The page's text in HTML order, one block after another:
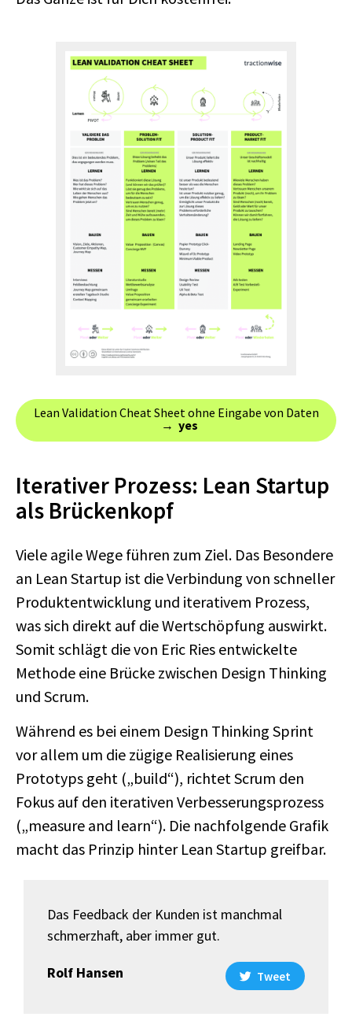
Lean Validation Cheat Sheet ohne Eingabe von Daten
→ ‎ yes
Iterativer Prozess: Lean Startup
als Brückenkopf
Viele agile Wege führen zum Ziel. Das Besondere
an Lean Startup ist die Verbindung von schneller
Produktentwicklung und iterativem Prozess,
was sich direkt auf die Wertschöpfung auswirkt.
Somit schlägt die von Eric Ries entwickelte
Methode eine Brücke zwischen Design Thinking
und Scrum.
Während es bei einem Design Thinking Sprint
vor allem um die zügige Realisierung eines
Prototyps geht („build“), richtet Scrum den
Fokus auf den iterativen Verbesserungsprozess
(„measure and learn“). Die nachfolgende Grafik
macht das Prinzip hinter Lean Startup greifbar.
Das Feedback der Kunden ist manchmal
schmerzhaft, aber immer gut.
Rolf Hansen Tweet